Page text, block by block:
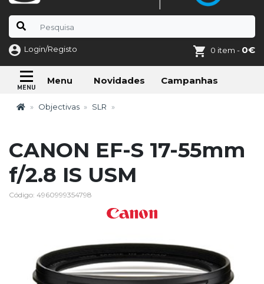
Login/Registo 0 item - 0€
Menu Novidades Campanhas
Objectivas SLR
CANON EF-S 17-55mm
f/2.8 IS USM
Código: 4960999354798